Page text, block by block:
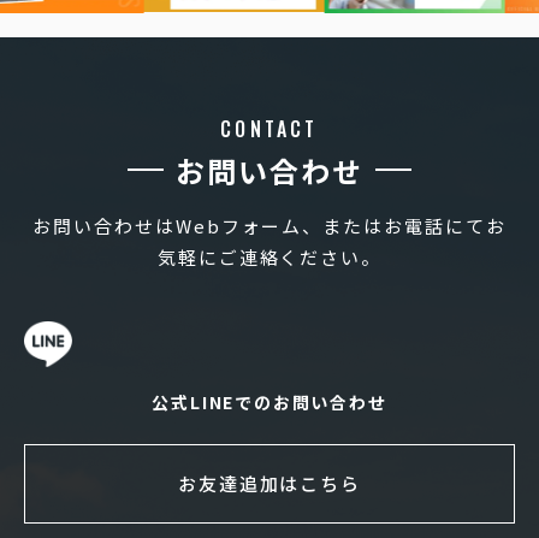
CONTACT
お問い合わせ
お問い合わせはWebフォーム、またはお電話にてお
気軽にご連絡ください。
公式LINEでのお問い合わせ
お友達追加はこちら